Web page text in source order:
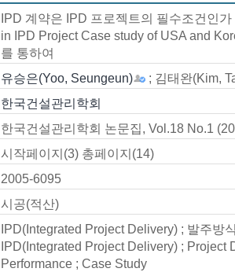
IPD 계약은 IPD 프로젝트의 필수조건인
in IPD Project Case study of USA and
를 통하여
유승은(Yoo, Seungeun) ; 김태완(Kim,
한국건설관리학회
한국건설관리학회 논문집, Vol.18 No.1
시작페이지(3) 총페이지(14)
2005-6095
시공(적산)
IPD(Integrated Project Delivery) ; 발주방
IPD(Integrated Project Delivery) ; Project
Performance ; Case Study